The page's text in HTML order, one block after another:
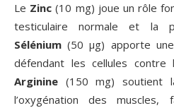
Le Zinc (10 mg) joue un rôle
testiculaire normale et la
Sélénium (50 µg) apporte
défendant les cellules
Arginine (150 mg) soutient
l’oxygénation des muscles,